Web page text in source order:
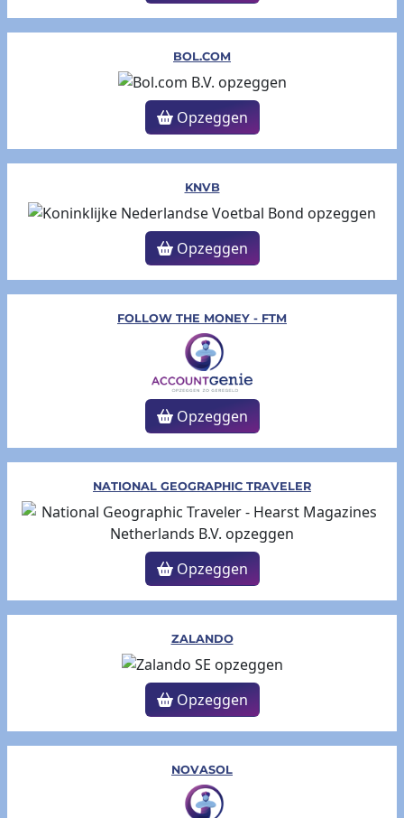
BOL.COM
Opzeggen
KNVB
Opzeggen
FOLLOW THE MONEY - FTM
Opzeggen
NATIONAL GEOGRAPHIC TRAVELER
Opzeggen
ZALANDO
Opzeggen
NOVASOL